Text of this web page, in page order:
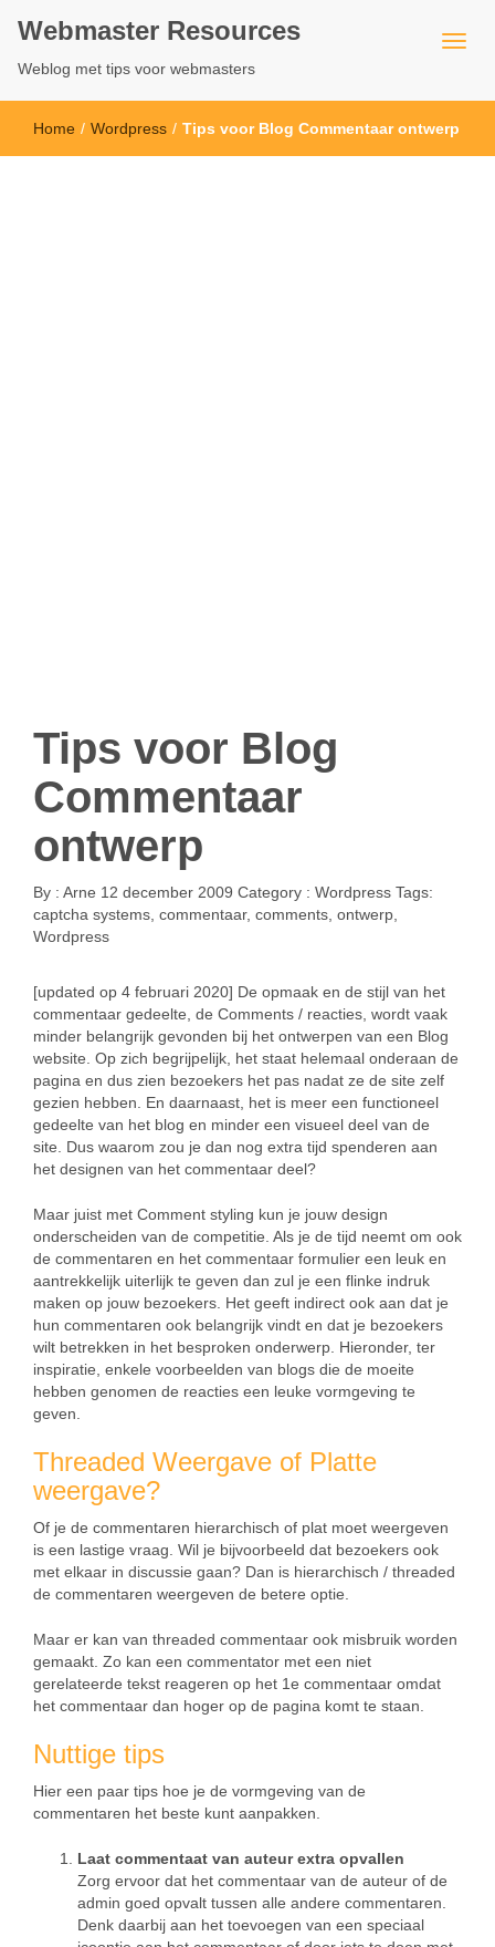
Webmaster Resources
Weblog met tips voor webmasters
Home / Wordpress / Tips voor Blog Commentaar ontwerp
Tips voor Blog
Commentaar
ontwerp
By : Arne 12 december 2009 Category : Wordpress Tags:
captcha systems commentaar, comments ontwerp
Wordpress
[updated op 4 februari 2020] De opmaak en de stijl van het
commentaar gedeelte, de Comments / reacties, wordt vaak
minder belangrijk gevonden bij het ontwerpen van een Blog
website. Op zich begrijpelijk, het staat helemaal onderaan de
pagina en dus zien bezoekers het pas nadat ze de site zelf
gezien hebben. En daarnaast, het is meer een functioneel
gedeelte van het blog en minder een visueel deel van de
site. Dus waarom zou je dan nog extra tijd spenderen aan
het designen van het commentaar deel?
Maar juist met Comment styling kun je jouw design
onderscheiden van de competitie. Als je de tijd neemt om ook
de commentaren en het commentaar formulier een leuk en
aantrekkelijk uiterlijk te geven dan zul je een flinke indruk
maken op jouw bezoekers. Het geeft indirect ook aan dat je
hun commentaren ook belangrijk vindt en dat je bezoekers
wilt betrekken in het besproken onderwerp. Hieronder, ter
inspiratie, enkele voorbeelden van blogs die de moeite
hebben genomen de reacties een leuke vormgeving te
geven.
Threaded Weergave of Platte
weergave?
Of je de commentaren hierarchisch of plat moet weergeven
is een lastige vraag. Wil je bijvoorbeeld dat bezoekers ook
met elkaar in discussie gaan? Dan is hierarchisch / threaded
de commentaren weergeven de betere optie.
Maar er kan van threaded commentaar ook misbruik worden
gemaakt. Zo kan een commentator met een niet
gerelateerde tekst reageren op het 1e commentaar omdat
het commentaar dan hoger op de pagina komt te staan.
Nuttige tips
Hier een paar tips hoe je de vormgeving van de
commentaren het beste kunt aanpakken.
Laat commentaat van auteur extra opvallen
Zorg ervoor dat het commentaar van de auteur of de
admin goed opvalt tussen alle andere commentaren.
Denk daarbij aan het toevoegen van een speciaal